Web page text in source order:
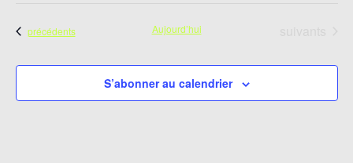
Évènements
précédents Aujourd’hui
S’abonner au calendrier